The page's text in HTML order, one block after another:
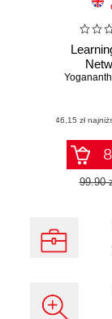
Yogananth
(46,15 zł
99.90